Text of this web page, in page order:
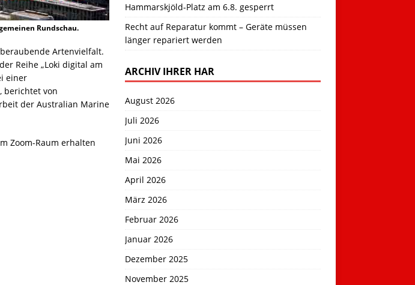
Rundschau.
Artenvielfalt.
Reihe „Loki digital am
einer
berichtet von
der Australian Marine
Zoom-Raum erhalten
Hammarskjöld-Platz am 6.8. gesperrt
Recht auf Reparatur kommt – Geräte müssen
länger repariert werden
ARCHIV IHRER HAR
August 2026
Juli 2026
Juni 2026
Mai 2026
April 2026
März 2026
Februar 2026
Januar 2026
Dezember 2025
November 2025